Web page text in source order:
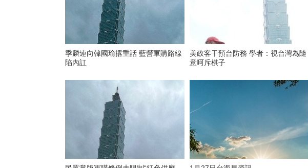
季麟連向韓國瑜撂重話 藍營軍購路線
陷內訌
美政客干預台防務 學者：視台灣為隨
意呵斥棋子